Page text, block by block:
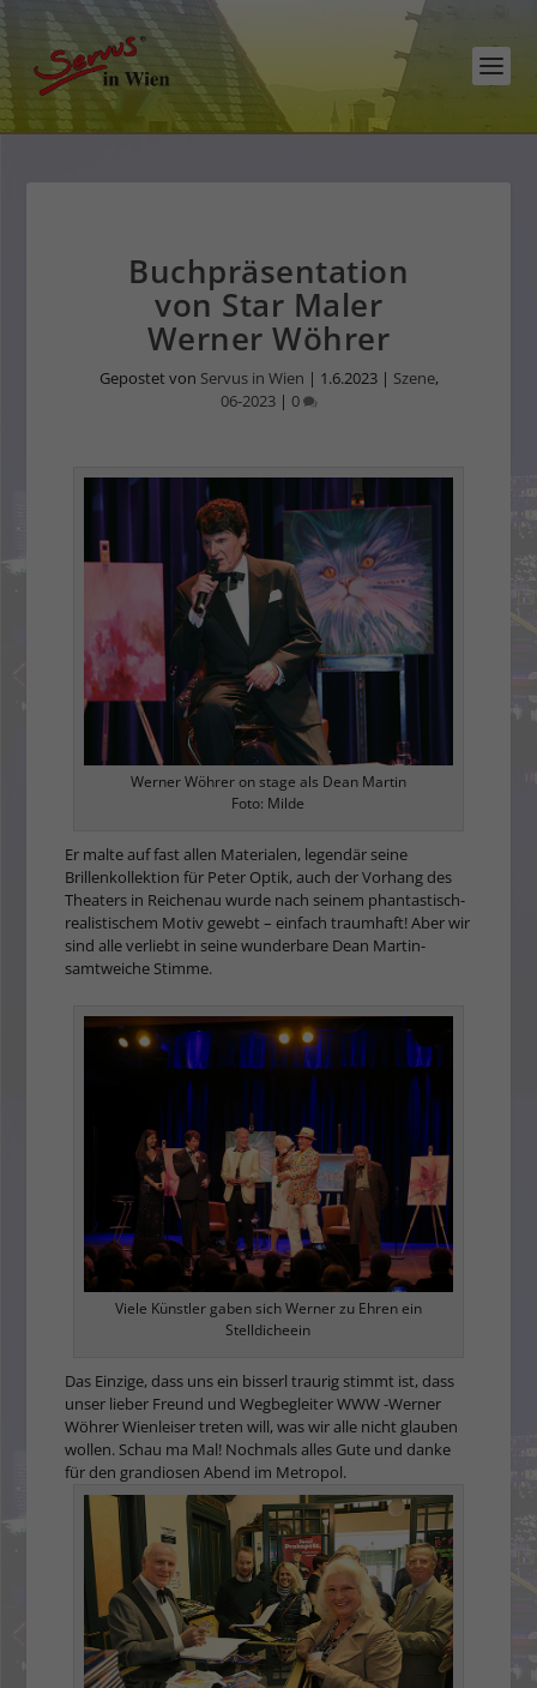
Buchpräsentation
von Star Maler
Werner Wöhrer
Gepostet von Servus in Wien | 1.6.2023| Szene,
06-2023| 0
Werner Wöhrer on stage als Dean Martin
Foto: Milde
Er malte auf fast allen Materialen, legendär seine
Brillenkollektion für Peter Optik, auch der Vorhang des
Theaters in Reichenau wurde nach seinem phantastisch-
realistischem Motiv gewebt – einfach traumhaft! Aber wir
sind alle verliebt in seine wunderbare Dean Martin-
samtweiche Stimme.
Viele Künstler gaben sich Werner zu Ehren ein
Stelldicheein
Das Einzige, dass uns ein bisserl traurig stimmt ist, dass
unser lieber Freund und Wegbegleiter WWW -Werner
Wöhrer Wienleiser treten will, was wir alle nicht glauben
wollen. Schau ma Mal! Nochmals alles Gute und danke
für den grandiosen Abend im Metropol.